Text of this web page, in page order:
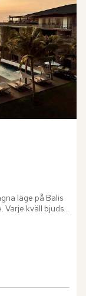
läge på Balis
Varje kväll bjuds
som...